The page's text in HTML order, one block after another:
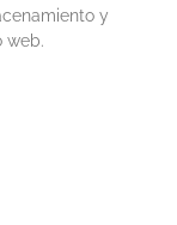
y
web.